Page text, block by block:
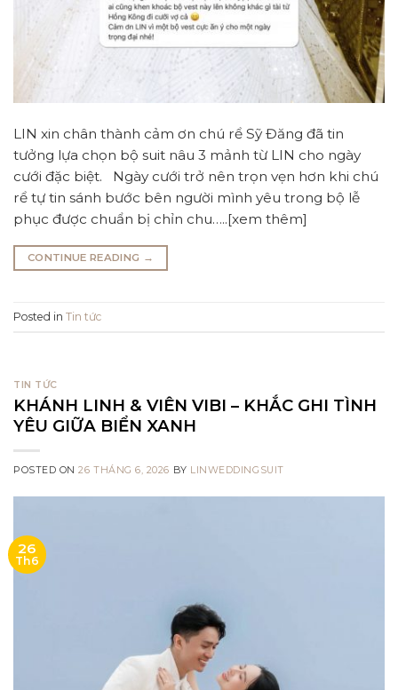
LIN xin chân thành cảm ơn chú rể Sỹ Đăng đã tin
tưởng lựa chọn bộ suit nâu 3 mảnh từ LIN cho ngày
cưới đặc biệt. Ngày cưới trở nên trọn vẹn hơn khi chú
rể tự tin sánh bước bên người mình yêu trong bộ lễ
phục được chuẩn bị chỉn chu…..[xem thêm]
CONTINUE READING →
Posted in Tin tức
TIN TỨC
KHÁNH LINH & VIÊN VIBI – KHẮC GHI TÌNH
YÊU GIỮA BIỂN XANH
POSTED ON26 THÁNG 6, 2026 BY LINWEDDINGSUIT
26
Th6